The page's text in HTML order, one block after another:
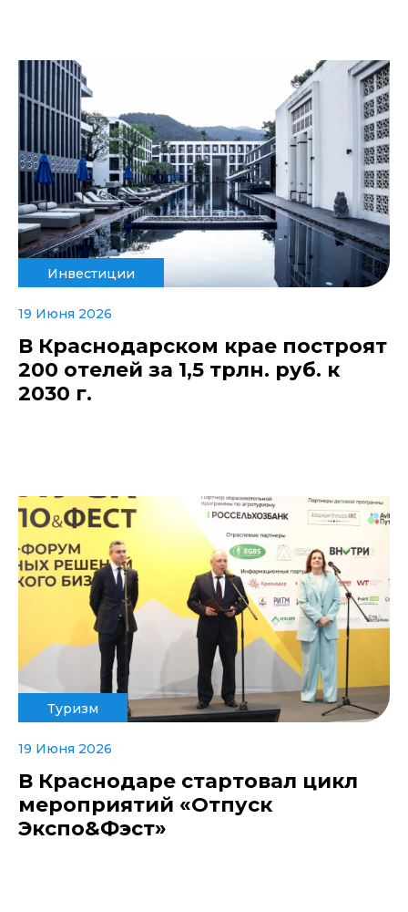
Инвестиции
19 Июня 2026
В Краснодарском крае построят
200 отелей за 1,5 трлн. руб. к
2030 г.
Туризм
19 Июня 2026
В Краснодаре стартовал цикл
мероприятий «Отпуск
Экспо&Фэст»